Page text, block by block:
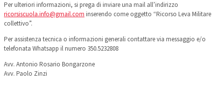
Per ulteriori informazioni, si prega di inviare una mail all’indirizzo
ricorsiscuola.info@gmail.com inserendo come oggetto “Ricorso Leva Militare
collettivo”.
Per assistenza tecnica o informazioni generali contattare via messaggio e/o
telefonata Whatsapp il numero 350.5232808
​Avv. Antonio Rosario Bongarzone
Avv. Paolo Zinzi